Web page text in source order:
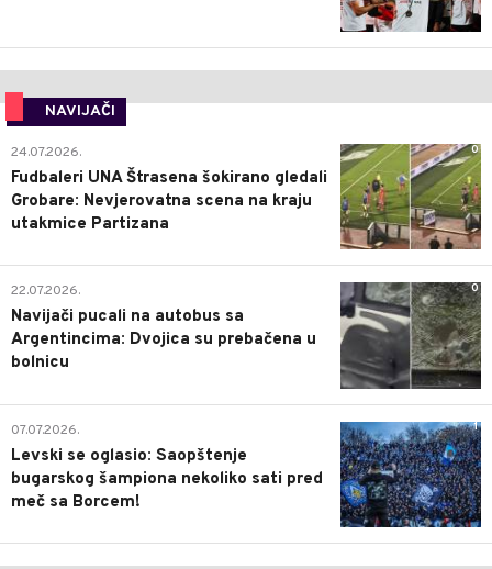
NAVIJAČI
0
24.07.2026.
Fudbaleri UNA Štrasena šokirano gledali
Grobare: Nevjerovatna scena na kraju
utakmice Partizana
0
22.07.2026.
Navijači pucali na autobus sa
Argentincima: Dvojica su prebačena u
bolnicu
1
07.07.2026.
Levski se oglasio: Saopštenje
bugarskog šampiona nekoliko sati pred
meč sa Borcem!